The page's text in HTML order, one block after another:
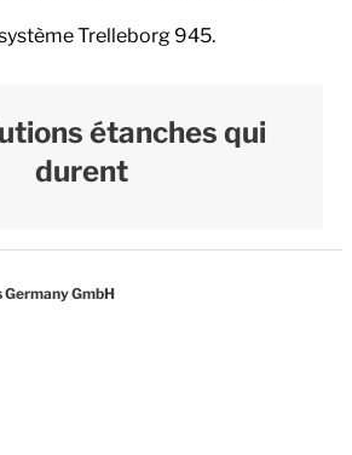
Trelleborg 945.
étanches qui
durent
GmbH